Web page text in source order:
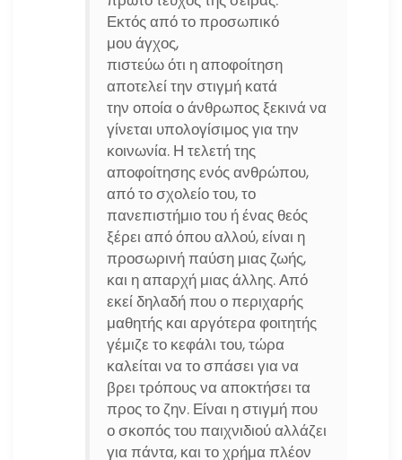
Εκτός από το προσωπικό
μου άγχος,
πιστεύω ότι η αποφοίτηση
αποτελεί την στιγμή κατά
την οποία ο άνθρωπος ξεκινά να
γίνεται υπολογίσιμος για την
κοινωνία. Η τελετή της
αποφοίτησης ενός ανθρώπου,
από το σχολείο του, το
πανεπιστήμιο του ή ένας θεός
ξέρει από όπου αλλού, είναι η
προσωρινή παύση μιας ζωής,
και η απαρχή μιας άλλης. Από
εκεί δηλαδή που ο περιχαρής
μαθητής και αργότερα φοιτητής
γέμιζε το κεφάλι του, τώρα
καλείται να το σπάσει για να
βρει τρόπους να αποκτήσει τα
προς το ζην. Είναι η στιγμή που
ο σκοπός του παιχνιδιού αλλάζει
για πάντα, και το χρήμα πλέον